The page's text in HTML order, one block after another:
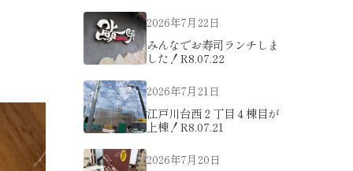
2026年7月22日
みんなでお寿司ランチしま
した！R8.07.22
2026年7月21日
江戸川台西２丁目４棟目が
上棟！R8.07.21
2026年7月20日